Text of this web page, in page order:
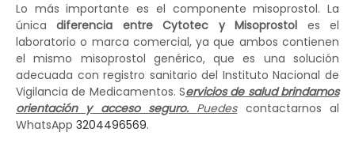
Lo más importante es el componente misoprostol. La
únicadiferencia entre Cytotec y Misoprostol es el
laboratorio o marca comercial, ya que ambos contienen
el mismo misoprostol genérico, que es una solución
adecuada con registro sanitario del Instituto Nacional de
Vigilancia de Medicamentos. Servicios de salud brindamos
orientación y acceso seguro. Puedescontactarnos al
WhatsApp 3204496569.